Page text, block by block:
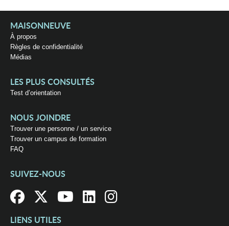
MAISONNEUVE
À propos
Règles de confidentialité
Médias
LES PLUS CONSULTÉS
Test d’orientation
NOUS JOINDRE
Trouver une personne / un service
Trouver un campus de formation
FAQ
SUIVEZ-NOUS
LIENS UTILES